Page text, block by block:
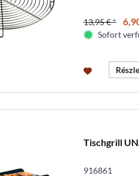
13,95 € *
Sofort
Tischgrill
916861